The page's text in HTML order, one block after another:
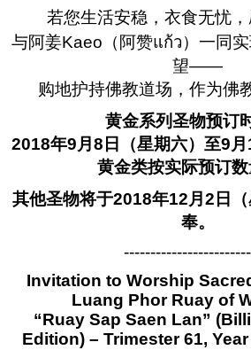
若您生活安稳，衣食无忧，
与阿姜Kaeo（阿赞แก้ว）一同
望——
购地护持佛教道场，作为佛
黄金系列圣物预订
2018年9月8日（星期六）至9
黄金类按实际预订
其他圣物将于2018年12月2日
奉。
Invitation to Worship
Luang Phor Ruay of
“Ruay Sap Saen Lan”
Edition) – Trimester 61,